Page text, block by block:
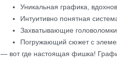
Уникальная графика,
Интуитивно понятная
Захватывающие
Погружающий сюжет с
— вот где настоящая фишка!